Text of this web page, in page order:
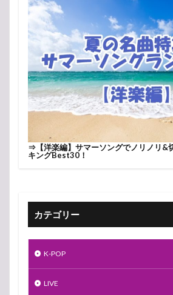
⇒ 【洋楽編】サマーソングでノリノリ&
キングBest30！
カテゴリー
K-POP
LIVE